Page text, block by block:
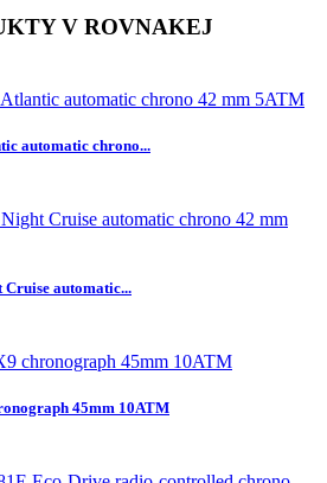
V ROVNAKEJ
automatic chrono...
Cruise automatic...
45mm 10ATM